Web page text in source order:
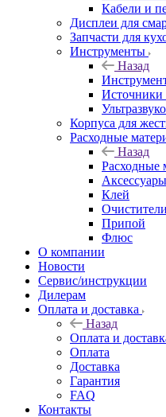
Кабели и
Дисплеи для
Запчасти для
Инструменты
Назад
Источники
Корпуса для
Расходные
Назад
Расходные
Клей
Припой
Флюс
О компании
Новости
Сервис/инструкции
Дилерам
Оплата и доставка
Назад
Оплата и
Оплата
Доставка
Гарантия
FAQ
Контакты